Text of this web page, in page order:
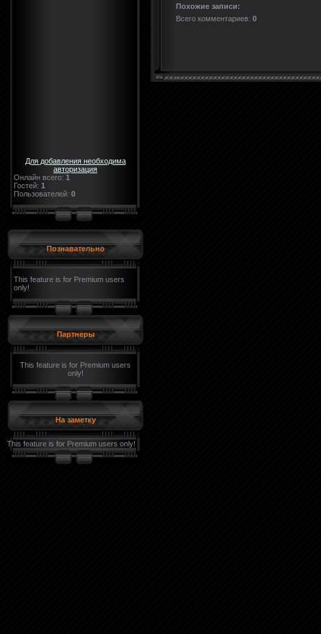
Для добавления необходима
авторизация
Онлайн всего: 1
Гостей: 1
Пользователей: 0
Познавательно
This feature is for Premium users
only!
Партнеры
This feature is for Premium users
only!
На заметку
This feature is for Premium users only!
Похожие записи:
Всего комментариев: 0